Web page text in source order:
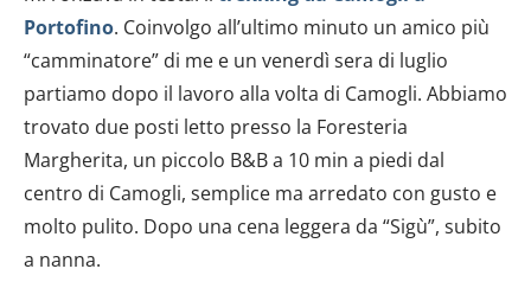
Portofino. Coinvolgo all’ultimo minuto un amico più
“camminatore” di me e un venerdì sera di luglio
partiamo dopo il lavoro alla volta di Camogli. Abbiamo
trovato due posti letto presso la Foresteria
Margherita, un piccolo B&B a 10 min a piedi dal
centro di Camogli, semplice ma arredato con gusto e
molto pulito. Dopo una cena leggera da “Sigù”, subito
a nanna.